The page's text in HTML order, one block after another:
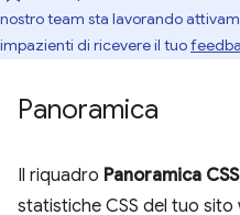
nostro team sta lavorando
impazienti di ricevere il tuo
Panoramica
Il riquadro Panoramica CSS
statistiche CSS del tuo